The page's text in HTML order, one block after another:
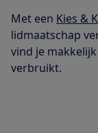
Met een Kies &
lidmaatschap
vind je
verbruikt.